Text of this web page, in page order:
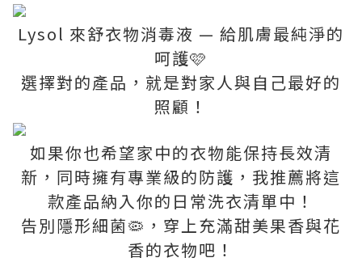
Lysol 來舒衣物消毒液 — 給肌膚最純淨的
呵護🩷
選擇對的產品，就是對家人與自己最好的
照顧！
如果你也希望家中的衣物能保持長效清
新，同時擁有專業級的防護，我推薦將這
款產品納入你的日常洗衣清單中！
告別隱形細菌🦠，穿上充滿甜美果香與花
香的衣物吧！